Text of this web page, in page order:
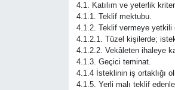
4.1. Katılım ve yeterlik
4.1.1. Teklif mektubu.
4.1.2. Teklif vermeye yetkili
4.1.2.1. Tüzel kişilerde;
4.1.2.2. Vekâleten ihaleye
4.1.3. Geçici teminat.
4.1.4 İsteklinin iş ortaklığı
4.1.5. Yerli malı teklif